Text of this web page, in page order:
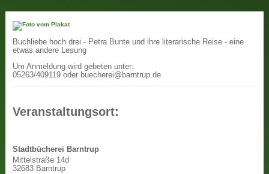
Buchliebe hoch drei - Petra Bunte und ihre literarische Reise - eine
etwas andere Lesung
Um Anmeldung wird gebeten unter:
05263/409119 oder buecherei@barntrup.de
Veranstaltungsort:
Stadtbücherei Barntrup
Mittelstraße 14d
32683 Barntrup